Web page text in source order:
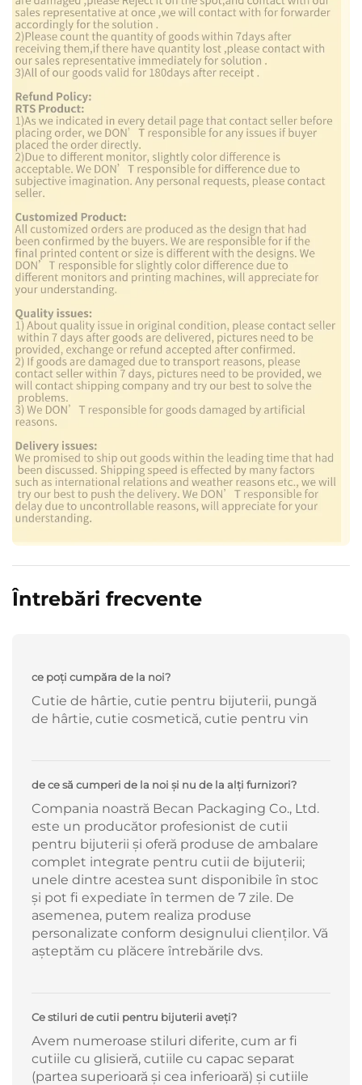
Întrebări frecvente
ce poți cumpăra de la noi?
Cutie de hârtie, cutie pentru bijuterii, pungă
de hârtie, cutie cosmetică, cutie pentru vin
de ce să cumperi de la noi şi nu de la alţi furnizori?
Compania noastră Becan Packaging Co., Ltd.
este un producător profesionist de cutii
pentru bijuterii și oferă produse de ambalare
complet integrate pentru cutii de bijuterii;
unele dintre acestea sunt disponibile în stoc
și pot fi expediate în termen de 7 zile. De
asemenea, putem realiza produse
personalizate conform designului clienților. Vă
așteptăm cu plăcere întrebările dvs.
Ce stiluri de cutii pentru bijuterii aveți?
Avem numeroase stiluri diferite, cum ar fi
cutiile cu glisieră, cutiile cu capac separat
(partea superioară și cea inferioară) și cutiile